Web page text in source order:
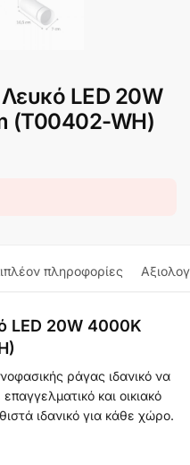
LED 20W
(T00402-WH)
πληροφορίες
LED 20W 4000K
ράγας ιδανικό να
και οικιακό
ιδανικό για κάθε χώρο.